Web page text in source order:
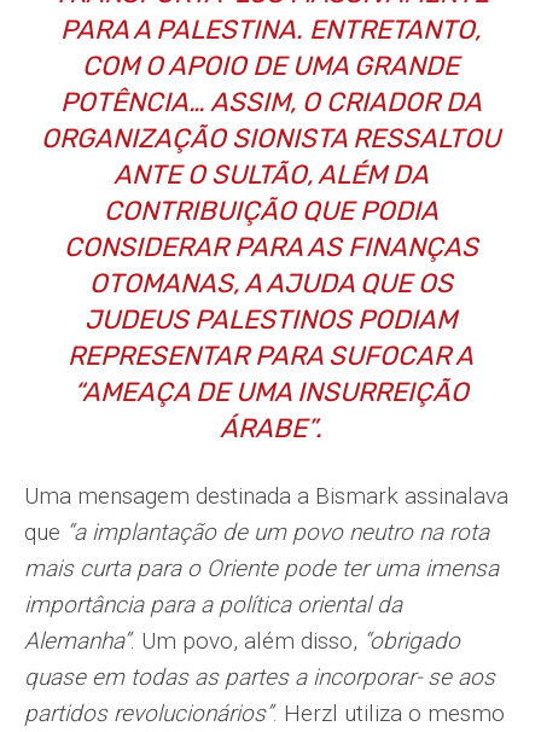
PARA A PALESTINA. ENTRETANTO,
COM O APOIO DE UMA GRANDE
POTÊNCIA… ASSIM, O CRIADOR DA
ORGANIZAÇÃO SIONISTA RESSALTOU
ANTE O SULTÃO, ALÉM DA
CONTRIBUIÇÃO QUE PODIA
CONSIDERAR PARA AS FINANÇAS
OTOMANAS, A AJUDA QUE OS
JUDEUS PALESTINOS PODIAM
REPRESENTAR PARA SUFOCAR A
“AMEAÇA DE UMA INSURREIÇÃO
ÁRABE”.
Uma mensagem destinada a Bismark assinalava
que “a implantação de um povo neutro na rota
mais curta para o Oriente pode ter uma imensa
importância para a política oriental da
Alemanha”. Um povo, além disso, “obrigado
quase em todas as partes a incorporar- se aos
partidos revolucionários”. Herzl utiliza o mesmo